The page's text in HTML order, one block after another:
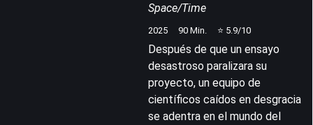
Space/Time
2025 90 Min. ⭐ 5.9/10
Después de que un ensayo
desastroso paralizara su
proyecto, un equipo de
científicos caídos en desgracia
se adentra en el mundo del